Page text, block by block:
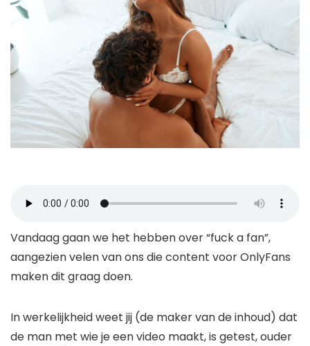
Vandaag gaan we het hebben over “fuck a fan”,
aangezien velen van ons die content voor OnlyFans
maken dit graag doen.
In werkelijkheid weet jij (de maker van de inhoud) dat
de man met wie je een video maakt, is getest, ouder